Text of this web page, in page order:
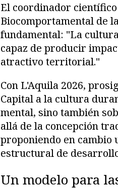
El coordinador
Biocomportamental de
fundamental: "La
capaz de producir
atractivo territorial."
Con L'Aquila 2026,
Capital a la cultura
mental, sino también
allá de la concepción
proponiendo en cambio
estructural de
Un modelo para